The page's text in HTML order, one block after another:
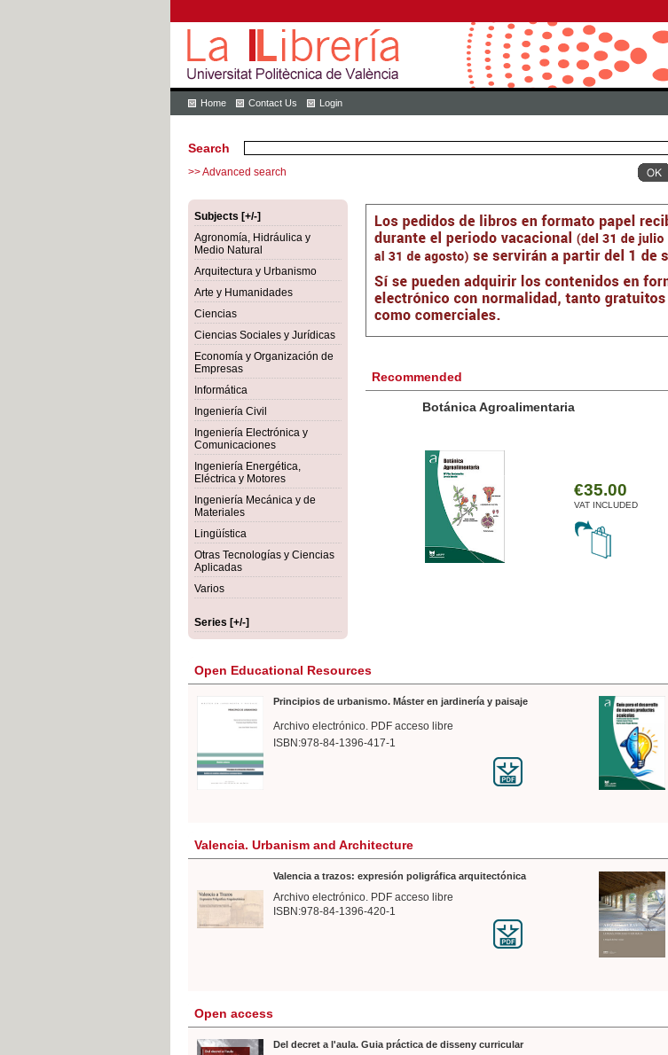
Home Contact Us Login
Search
>> Advanced search
Subjects [+/-]
Agronomía, Hidráulica y
Medio Natural
Arquitectura y Urbanismo
Arte y Humanidades
Ciencias
Ciencias Sociales y Jurídicas
Economía y Organización de
Empresas
Informática
Ingeniería Civil
Ingeniería Electrónica y
Comunicaciones
Ingeniería Energética,
Eléctrica y Motores
Ingeniería Mecánica y de
Materiales
Lingüística
Otras Tecnologías y Ciencias
Aplicadas
Varios
Series [+/-]
Recommended
Botánica Agroalimentaria
€35.00
VAT INCLUDED
Open Educational Resources
Principios de urbanismo. Máster en jardinería y paisaje
Archivo electrónico. PDF acceso libre
ISBN:978-84-1396-417-1
Valencia. Urbanism and Architecture
Valencia a trazos: expresión poligráfica arquitectónica
Archivo electrónico. PDF acceso libre
ISBN:978-84-1396-420-1
Open access
Del decret a l'aula. Guia práctica de disseny curricular